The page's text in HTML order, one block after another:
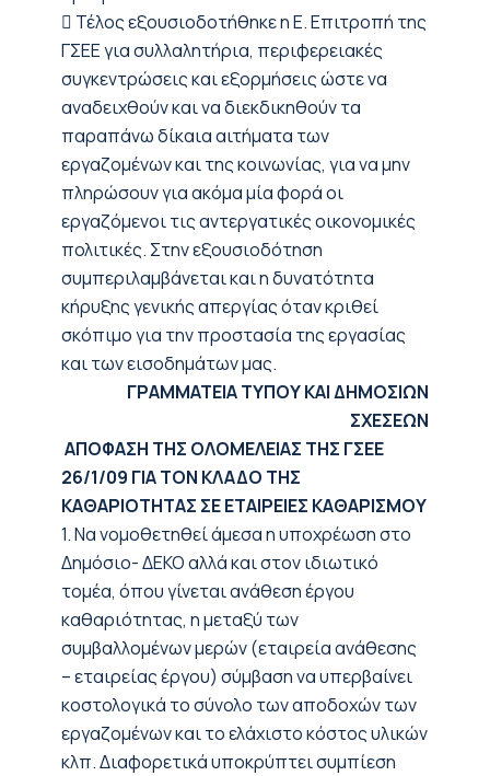
 Τέλος εξουσιοδοτήθηκε η Ε. Επιτροπή της
ΓΣΕΕ για συλλαλητήρια, περιφερειακές
συγκεντρώσεις και εξορμήσεις ώστε να
αναδειχθούν και να διεκδικηθούν τα
παραπάνω δίκαια αιτήματα των
εργαζομένων και της κοινωνίας, για να μην
πληρώσουν για ακόμα μία φορά οι
εργαζόμενοι τις αντεργατικές οικονομικές
πολιτικές. Στην εξουσιοδότηση
συμπεριλαμβάνεται και η δυνατότητα
κήρυξης γενικής απεργίας όταν κριθεί
σκόπιμο για την προστασία της εργασίας
και των εισοδημάτων μας.
ΓΡΑΜΜΑΤΕΙΑ ΤΥΠΟΥ ΚΑΙ ΔΗΜΟΣΙΩΝ
ΣΧΕΣΕΩΝ
ΑΠΟΦΑΣΗ ΤΗΣ ΟΛΟΜΕΛΕΙΑΣ ΤΗΣ ΓΣΕΕ
26/1/09 ΓΙΑ ΤΟΝ ΚΛΑΔΟ ΤΗΣ
ΚΑΘΑΡΙΟΤΗΤΑΣ ΣΕ ΕΤΑΙΡΕΙΕΣ ΚΑΘΑΡΙΣΜΟΥ
1. Να νομοθετηθεί άμεσα η υποχρέωση στο
Δημόσιο- ΔΕΚΟ αλλά και στον ιδιωτικό
τομέα, όπου γίνεται ανάθεση έργου
καθαριότητας, η μεταξύ των
συμβαλλομένων μερών (εταιρεία ανάθεσης
– εταιρείας έργου) σύμβαση να υπερβαίνει
κοστολογικά το σύνολο των αποδοχών των
εργαζομένων και το ελάχιστο κόστος υλικών
κλπ. Διαφορετικά υποκρύπτει συμπίεση